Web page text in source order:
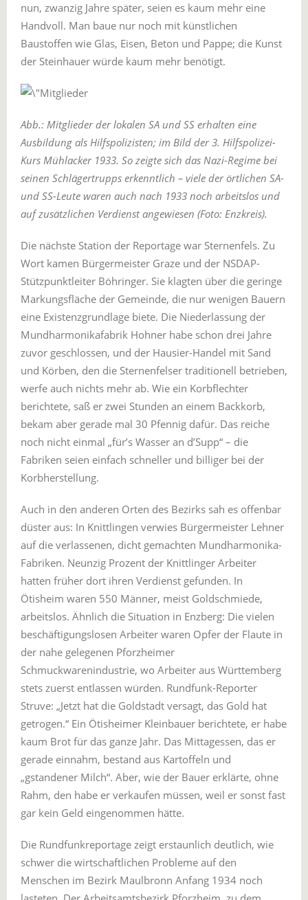
nun, zwanzig Jahre später, seien es kaum mehr eine
Handvoll. Man baue nur noch mit künstlichen
Baustoffen wie Glas, Eisen, Beton und Pappe; die Kunst
der Steinhauer würde kaum mehr benötigt.
Abb.: Mitglieder der lokalen SA und SS erhalten eine
Ausbildung als Hilfspolizisten; im Bild der 3. Hilfspolizei-
Kurs Mühlacker 1933. So zeigte sich das Nazi-Regime bei
seinen Schlägertrupps erkenntlich – viele der örtlichen SA-
und SS-Leute waren auch nach 1933 noch arbeitslos und
auf zusätzlichen Verdienst angewiesen (Foto: Enzkreis).
Die nächste Station der Reportage war Sternenfels. Zu
Wort kamen Bürgermeister Graze und der NSDAP-
Stützpunktleiter Böhringer. Sie klagten über die geringe
Markungsfläche der Gemeinde, die nur wenigen Bauern
eine Existenzgrundlage biete. Die Niederlassung der
Mundharmonikafabrik Hohner habe schon drei Jahre
zuvor geschlossen, und der Hausier-Handel mit Sand
und Körben, den die Sternenfelser traditionell betrieben,
werfe auch nichts mehr ab. Wie ein Korbflechter
berichtete, saß er zwei Stunden an einem Backkorb,
bekam aber gerade mal 30 Pfennig dafür. Das reiche
noch nicht einmal „für’s Wasser an d’Supp“ – die
Fabriken seien einfach schneller und billiger bei der
Korbherstellung.
Auch in den anderen Orten des Bezirks sah es offenbar
düster aus: In Knittlingen verwies Bürgermeister Lehner
auf die verlassenen, dicht gemachten Mundharmonika-
Fabriken. Neunzig Prozent der Knittlinger Arbeiter
hatten früher dort ihren Verdienst gefunden. In
Ötisheim waren 550 Männer, meist Goldschmiede,
arbeitslos. Ähnlich die Situation in Enzberg: Die vielen
beschäftigungslosen Arbeiter waren Opfer der Flaute in
der nahe gelegenen Pforzheimer
Schmuckwarenindustrie, wo Arbeiter aus Württemberg
stets zuerst entlassen würden. Rundfunk-Reporter
Struve: „Jetzt hat die Goldstadt versagt, das Gold hat
getrogen.“ Ein Ötisheimer Kleinbauer berichtete, er habe
kaum Brot für das ganze Jahr. Das Mittagessen, das er
gerade einnahm, bestand aus Kartoffeln und
„gstandener Milch“. Aber, wie der Bauer erklärte, ohne
Rahm, den habe er verkaufen müssen, weil er sonst fast
gar kein Geld eingenommen hätte.
Die Rundfunkreportage zeigt erstaunlich deutlich, wie
schwer die wirtschaftlichen Probleme auf den
Menschen im Bezirk Maulbronn Anfang 1934 noch